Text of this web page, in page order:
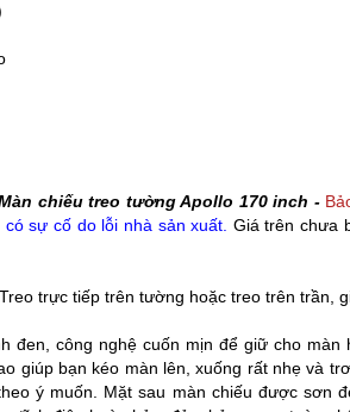
chiếu treo tường Apollo 170 inch -
sự cố do lỗi nhà sản xuất. Giá trên chưa
trực tiếp trên tường hoặc treo trên trần,
đen, công nghệ cuốn mịn để giữ cho
giúp bạn kéo màn lên, xuống rất nhẹ và
ý muốn. Mặt sau màn chiếu được sơn